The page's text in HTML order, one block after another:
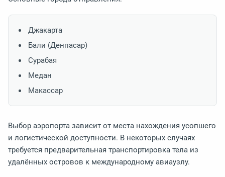
Джакарта
Бали (Денпасар)
Сурабая
Медан
Макассар
Выбор аэропорта зависит от места нахождения усопшего
и логистической доступности. В некоторых случаях
требуется предварительная транспортировка тела из
удалённых островов к международному авиаузлу.